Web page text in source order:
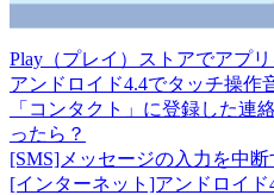
Play（プレイ）ストアでアプ
アンドロイド4.4でタッチ操作
「コンタクト」に登録した連
ったら？
[SMS]メッセージの入力を中断
[インターネット]アンドロイ